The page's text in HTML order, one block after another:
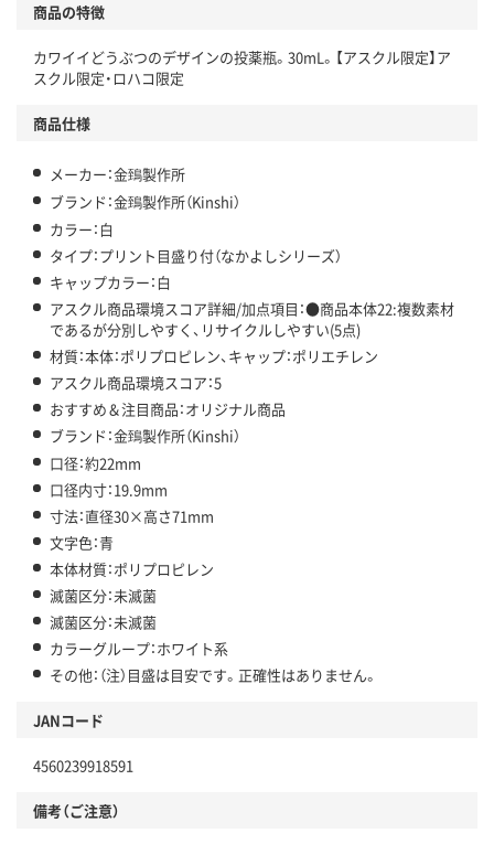
この商品の環境配慮ポイントです。下記商品詳細「
アスクル商品環境スコア詳細／加点項目
商品の特徴
カワイイどうぶつのデザインの投薬瓶。30mL。【アスクル限定】ア
スクル限定・ロハコ限定
商品仕様
メーカー：金鵄製作所
ブランド：金鵄製作所（Kinshi）
カラー：白
タイプ：プリント目盛り付（なかよしシリーズ）
キャップカラー：白
アスクル商品環境スコア詳細/加点項目：●商品本体22:複数素材
であるが分別しやすく、リサイクルしやすい(5点)
材質：本体：ポリプロピレン、キャップ：ポリエチレン
アスクル商品環境スコア：5
おすすめ＆注目商品：オリジナル商品
ブランド：金鵄製作所（Kinshi）
口径：約22mm
口径内寸：19.9mm
寸法：直径30×高さ71mm
文字色：青
本体材質：ポリプロピレン
滅菌区分：未滅菌
滅菌区分：未滅菌
カラーグループ：ホワイト系
その他：（注）目盛は目安です。正確性はありません。
JANコード
4560239918591
備考（ご注意）